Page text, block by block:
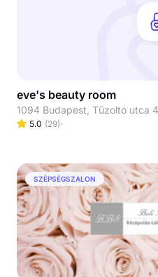
eve's beauty room
1094 Budapest, Tűzoltó utca
5.0 (29)
SZÉPSÉGSZALON